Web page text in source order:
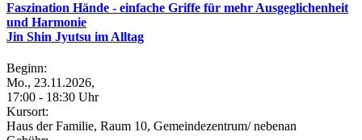
Faszination Hände - einfache Griffe für mehr Ausgeglichenheit
und Harmonie
Jin Shin Jyutsu im Alltag
Beginn:
Mo., 23.11.2026,
17:00 - 18:30 Uhr
Kursort:
Haus der Familie, Raum 10, Gemeindezentrum/ nebenan